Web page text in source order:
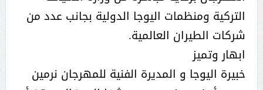
التركية ومنظمات اليوجا الدولية بجانب عدد من
شركات الطيران العالمية.
ابهار وتميز
خبيرة اليوجا و المديرة الفنية للمهرجان نرمين